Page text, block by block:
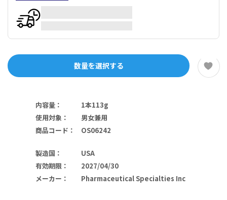
数量を選択する
内容量 ：
1本113g
使用対象 ：
男女兼用
商品コード ： OS06242
製造国 ：
USA
有効期限 ：
2027/04/30
メーカー ： Pharmaceutical Specialties Inc